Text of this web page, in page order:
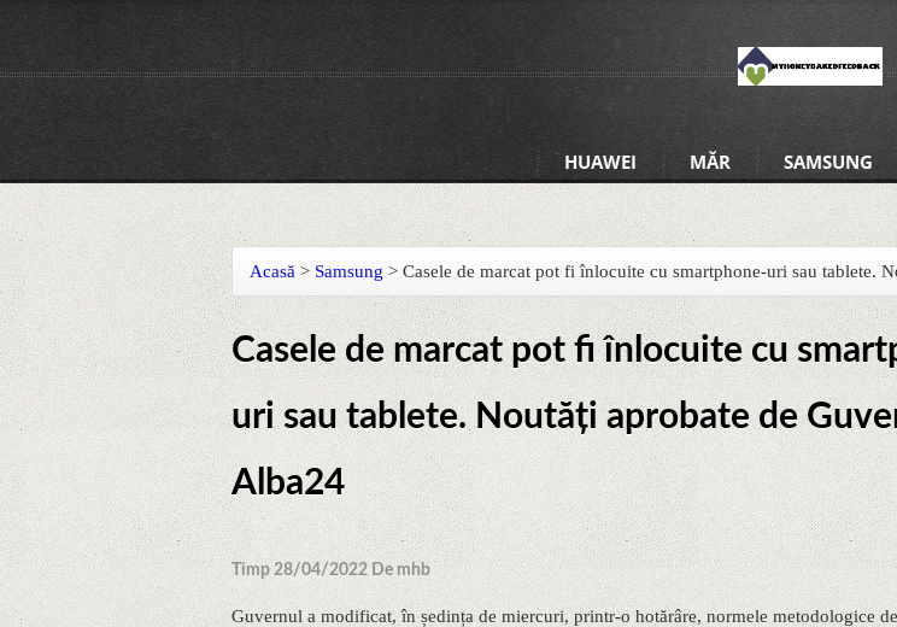
HUAWEI MĂR SAMSUNG
Acasă > Samsung > Casele de marcat pot fi înlocuite cu smartphone-uri sau tablete.
Casele de marcat pot fi înlocuite cu
uri sau tablete. Noutăţi aprobate de
Alba24
Timp 28/04/2022 De mhb
Guvernul a modificat, în ședința de miercuri, printr-o hotărâre, normele metodologice